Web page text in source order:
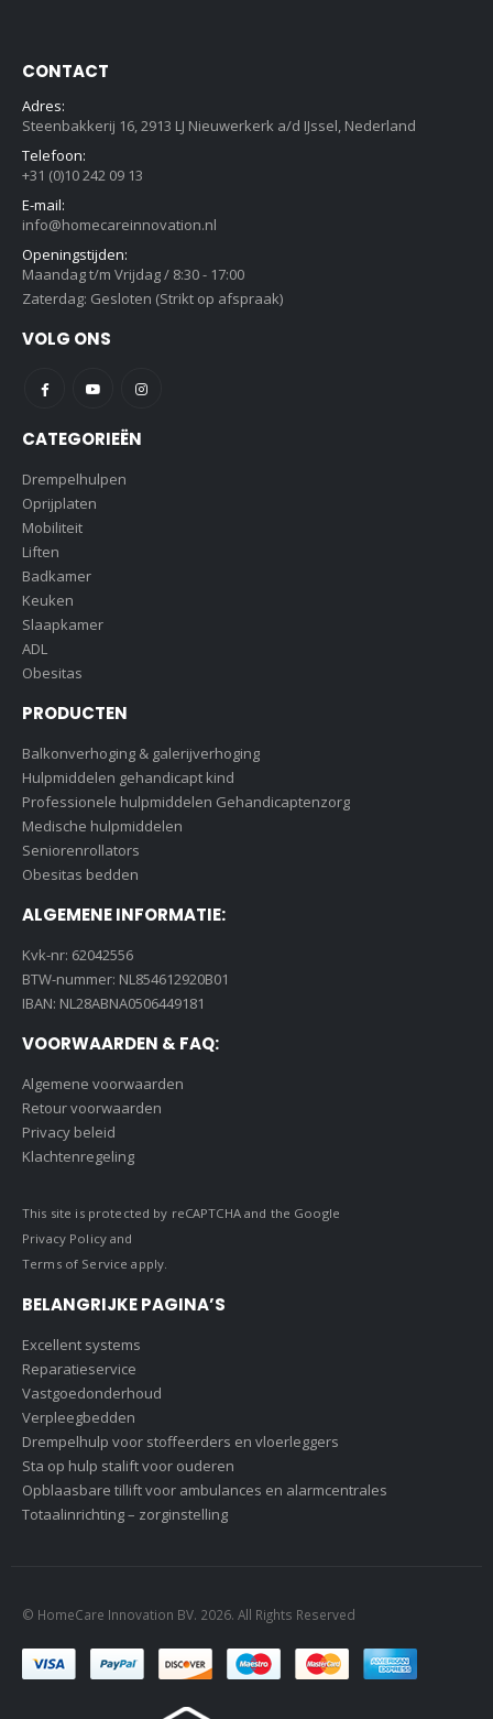
CONTACT
Adres:
Steenbakkerij 16, 2913 LJ Nieuwerkerk a/d IJssel, Nederland
Telefoon:
+31 (0)10 242 09 13
E-mail:
info@homecareinnovation.nl
Openingstijden:
Maandag t/m Vrijdag / 8:30 - 17:00
Zaterdag: Gesloten (Strikt op afspraak)
VOLG ONS
CATEGORIEËN
Drempelhulpen
Oprijplaten
Mobiliteit
Liften
Badkamer
Keuken
Slaapkamer
ADL
Obesitas
PRODUCTEN
Balkonverhoging & galerijverhoging
Hulpmiddelen gehandicapt kind
Professionele hulpmiddelen Gehandicaptenzorg
Medische hulpmiddelen
Seniorenrollators
Obesitas bedden
ALGEMENE INFORMATIE:
Kvk-nr: 62042556
BTW-nummer: NL854612920B01
IBAN: NL28ABNA0506449181
VOORWAARDEN & FAQ:
Algemene voorwaarden
Retour voorwaarden
Privacy beleid
Klachtenregeling
This site is protected by reCAPTCHA and the Google
Privacy Policyand
Terms of Service apply.
BELANGRIJKE PAGINA’S
Excellent systems
Reparatieservice
Vastgoedonderhoud
Verpleegbedden
Drempelhulp voor stoffeerders en vloerleggers
Sta op hulp stalift voor ouderen
Opblaasbare tillift voor ambulances en alarmcentrales
Totaalinrichting – zorginstelling
© HomeCare Innovation BV. 2026. All Rights Reserved